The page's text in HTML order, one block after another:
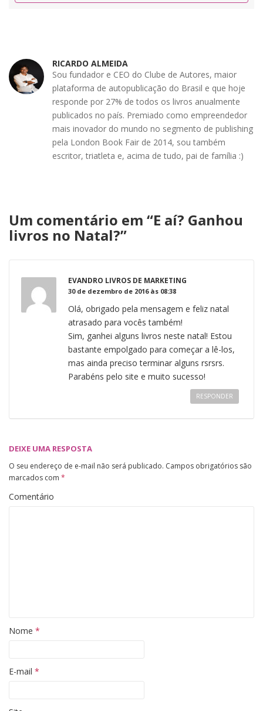
RICARDO ALMEIDA
Sou fundador e CEO do Clube de Autores, maior
plataforma de autopublicação do Brasil e que hoje
responde por 27% de todos os livros anualmente
publicados no país. Premiado como empreendedor
mais inovador do mundo no segmento de publishing
pela London Book Fair de 2014, sou também
escritor, triatleta e, acima de tudo, pai de família :)
Um comentário em “E aí? Ganhou
livros no Natal?”
EVANDRO LIVROS DE MARKETING
30 de dezembro de 2016 às 08:38
Olá, obrigado pela mensagem e feliz natal
atrasado para vocês também!
Sim, ganhei alguns livros neste natal! Estou
bastante empolgado para começar a lê-los,
mas ainda preciso terminar alguns rsrsrs.
Parabéns pelo site e muito sucesso!
RESPONDER
DEIXE UMA RESPOSTA
O seu endereço de e-mail não será publicado. Campos obrigatórios são
marcados com *
Comentário
Nome *
E-mail *